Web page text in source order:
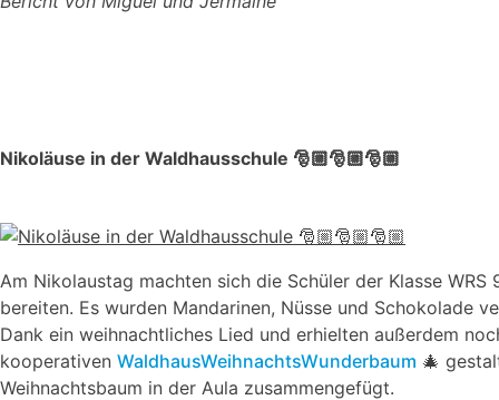
Nikoläuse in der Waldhausschule 🎅🏼🎅🏼🎅🏼
Am Nikolaustag machten sich die Schüler der Klasse
bereiten. Es wurden Mandarinen, Nüsse und Schokolade
Dank ein weihnachtliches Lied und erhielten außerdem
kooperativen WaldhausWeihnachtsWunderbaum 🎄
Weihnachtsbaum in der Aula zusammengefügt.